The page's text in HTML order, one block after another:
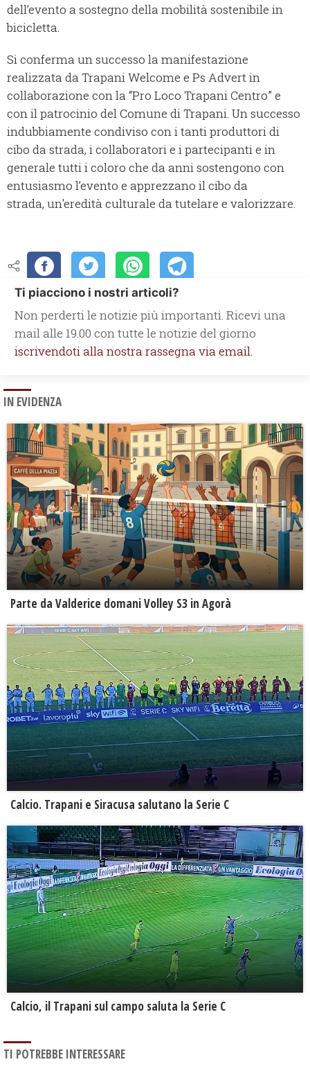
dell’evento a sostegno della mobilità sostenibile in
bicicletta.
Si conferma un successo la manifestazione
realizzata da Trapani Welcome e Ps Advert in
collaborazione con la “Pro Loco Trapani Centro” e
con il patrocinio del Comune di Trapani. Un successo
indubbiamente condiviso con i tanti produttori di
cibo da strada, i collaboratori e i partecipanti e in
generale tutti i coloro che da anni sostengono con
entusiasmo l’evento e apprezzano il cibo da
strada, un'eredità culturale da tutelare e valorizzare.
Ti piacciono i nostri articoli?
Non perderti le notizie più importanti. Ricevi una
mail alle 19.00 con tutte le notizie del giorno
iscrivendoti alla nostra rassegna via email.
IN EVIDENZA
Parte da Valderice domani Volley S3 in Agorà
Calcio. Trapani e Siracusa salutano la Serie C
Calcio, il Trapani sul campo saluta la Serie C
TI POTREBBE INTERESSARE